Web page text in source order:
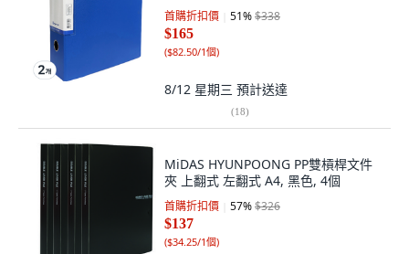
首購折扣價 51%$338
$165
($82.50/1個)
8/12 星期三 預計送達
(18)
MiDAS HYUNPOONG PP雙槓桿文件
夾 上翻式 左翻式 A4, 黑色, 4個
首購折扣價 57%$326
$137
($34.25/1個)